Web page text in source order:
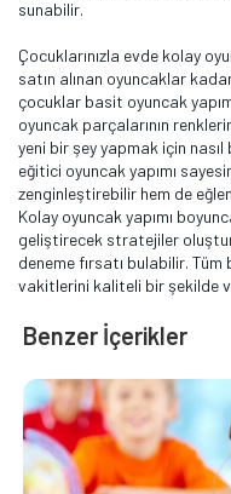
sunabilir.
Çocuklarınızla evde kolay
satın alınan oyuncaklar
çocuklar basit oyuncak
oyuncak parçalarının
yeni bir şey yapmak için
eğitici oyuncak yapımı
zenginleştirebilir hem de
Kolay oyuncak yapımı
geliştirecek stratejiler
deneme fırsatı bulabilir.
vakitlerini kaliteli bir şekilde
Benzer İçerikler